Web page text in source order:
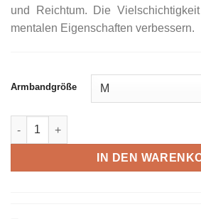
und Reichtum. Die
mentalen Eigenschaften verbessern.
Armbandgröße
Armband Achat – Doppelpack Menge
IN DEN